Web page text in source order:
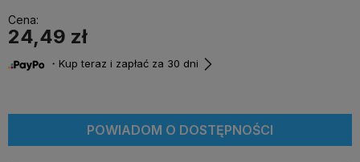
Cena:
24,49 zł
・Kup teraz i zapłać za 30 dni
POWIADOM O DOSTĘPNOŚCI